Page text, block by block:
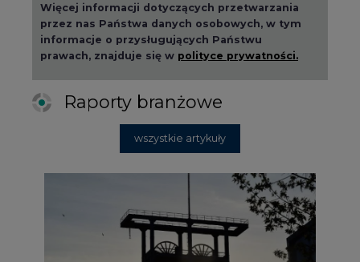
Więcej informacji dotyczących przetwarzania
przez nas Państwa danych osobowych, w tym
informacje o przysługujących Państwu
prawach, znajduje się w polityce prywatności.
Raporty branżowe
wszystkie artykuły